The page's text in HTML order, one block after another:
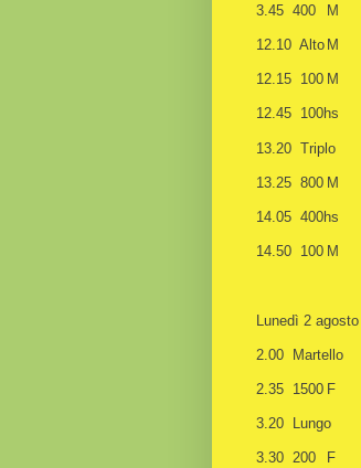
3.45 400 M
12.10 Alto M
12.15 100 M
12.45 100hs
13.20 Triplo
13.25 800 M
14.05 400hs
14.50 100 M
Lunedì 2 agosto
2.00 Martello
2.35 1500 F
3.20 Lungo
3.30 200 F